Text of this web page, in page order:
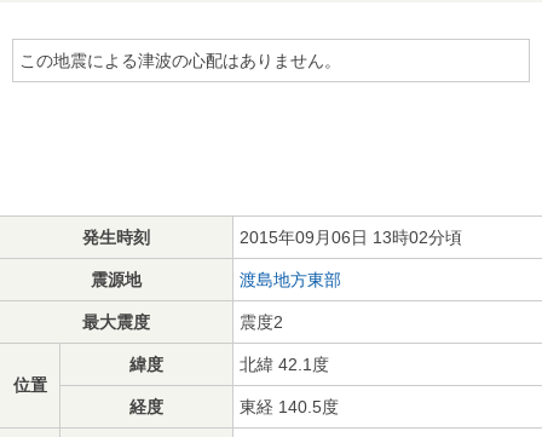
この地震による津波の心配はありません。
発生時刻 2015年09月06日 13時02分頃
震源地 渡島地方東部
最大震度 震度2
位置
緯度 北緯 42.1度
経度 東経 140.5度